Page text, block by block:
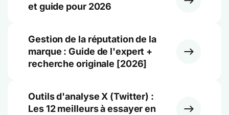
et guide pour 2026
Gestion de la réputation de la
marque : Guide de l'expert +
recherche originale [2026]
Outils d'analyse X (Twitter) :
Les 12 meilleurs à essayer en